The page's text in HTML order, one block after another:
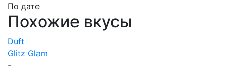
По дате
Похожие вкусы
Duft
Glitz Glam
-